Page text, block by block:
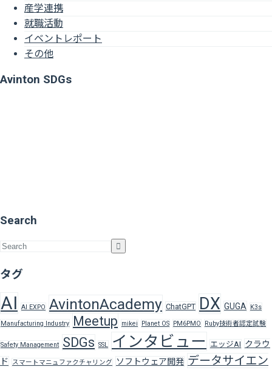
産学連携
就職活動
イベントレポート
その他
Avinton SDGs
Search
タグ
AI AI EXPO AvintonAcademy ChatGPT DX GUGA K3s
Manufacturing Industry Meetup mikei Planet OS PM6PMO Ruby技術者認定試験
Safety Management SDGs SSL インタビュー エッジAI クラウ
ド
スマートマニュファクチャリング ソフトウェア開発 データサイエン